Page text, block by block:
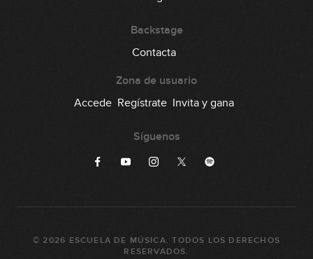
Backstage
Contacta
Zona de usuario
Accede Regístrate Invita y gana
Síguenos
©2026 ESCUELA DE MÚSICA. TODOS LOS DERECHOS
RESERVADOS.